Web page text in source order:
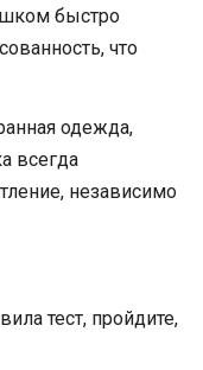
быстро
что
одежда,
всегда
независимо
тест, пройдите,